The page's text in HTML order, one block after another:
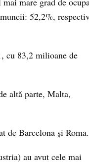
52,2%,
cu 83,2 milioane de
altă parte, Malta,
de Barcelona și Roma.
au avut cele mai